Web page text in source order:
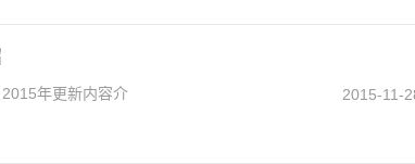
年更新内容介
2015-11-